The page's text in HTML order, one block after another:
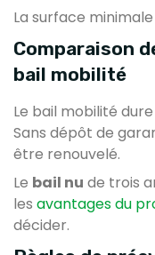
La surface
Comparaison
bail mobilité
Le bail mobilité
Sans dépôt de
être renouvelé.
Le bail nu de trois
les avantages du
décider.